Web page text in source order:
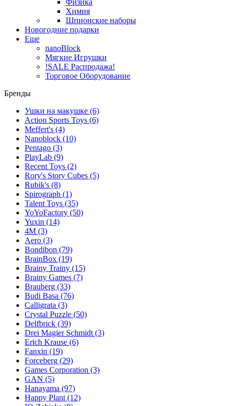
Физика
Химия
Шпионские наборы
Новогодние подарки
Еще
nanoBlock
Мягкие Игрушки
!SALE Распродажа!
Торговое Оборудование
Бренды
Ушки на макушке (6)
Action Sports Toys (6)
Meffert's (4)
Nanoblock (10)
Pentago (3)
PlayLab (9)
Recent Toys (2)
Rory's Story Cubes (5)
Rubik's (8)
Spirograph (1)
Talent Toys (35)
YoYoFactory (50)
Yuxin (14)
4M (3)
Aero (3)
Bondibon (79)
BrainBox (19)
Brainy Trainy (15)
Brainy Games (7)
Brauberg (33)
Budi Basa (76)
Calligrata (3)
Crystal Puzzle (50)
Delfbrick (39)
Drei Magier Schmidt (3)
Erich Krause (6)
Fanxin (19)
Forceberg (29)
Games Corporation (3)
GAN (5)
Hanayama (97)
Happy Plant (12)